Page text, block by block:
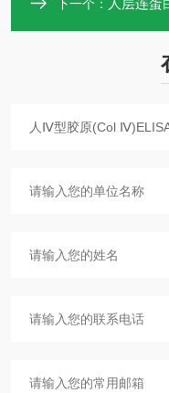
下一个：